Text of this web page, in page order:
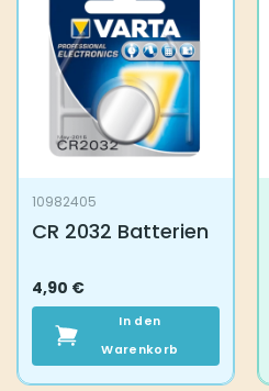
10982405
CR 2032 Batterien
4,90 €
In den
Warenkorb